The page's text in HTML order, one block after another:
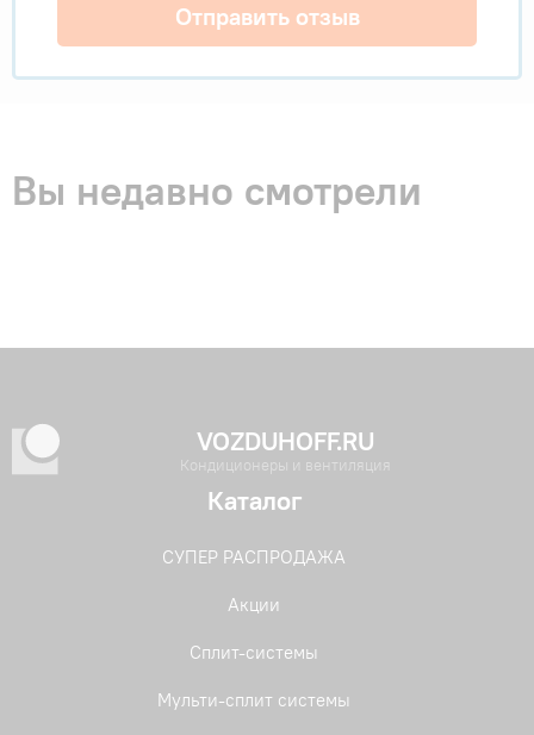
Отправить отзыв
Вы недавно смотрели
VOZDUHOFF.RU
Кондиционеры и вентиляция
Каталог
СУПЕР РАСПРОДАЖА
Акции
Сплит-системы
Мульти-сплит системы